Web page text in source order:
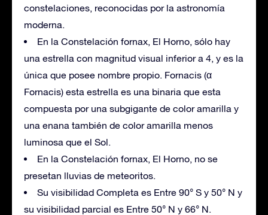
constelaciones, reconocidas por la astronomía
moderna.
En la Constelación fornax, El Horno, sólo hay
una estrella con magnitud visual inferior a 4, y es la
única que posee nombre propio. Fornacis (α
Fornacis) esta estrella es una binaria que esta
compuesta por una subgigante de color amarilla y
una enana también de color amarilla menos
luminosa que el Sol.
En la Constelación fornax, El Horno, no se
presetan lluvias de meteoritos.
Su visibilidad Completa es Entre 90° S y 50° N y
su visibilidad parcial es Entre 50° N y 66° N.